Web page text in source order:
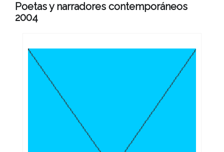
Poetas y narradores contemporáneos
2004